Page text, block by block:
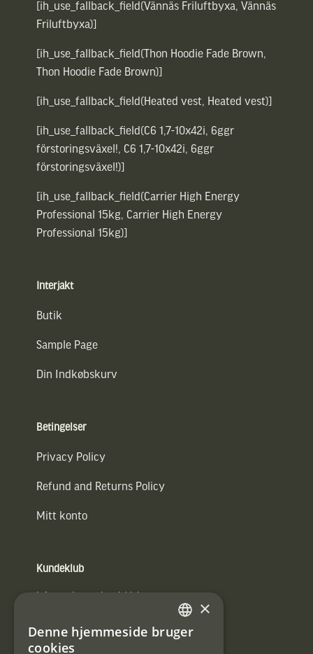
[ih_use_fallback_field(Vännäs Friluftbyxa, Vännäs
Friluftbyxa)]
[ih_use_fallback_field(Thon Hoodie Fade Brown,
Thon Hoodie Fade Brown)]
[ih_use_fallback_field(Heated vest, Heated vest)]
[ih_use_fallback_field(C6 1,7-10x42i, 6ggr
förstoringsväxel!, C6 1,7-10x42i, 6ggr
förstoringsväxel!)]
[ih_use_fallback_field(Carrier High Energy
Professional 15kg, Carrier High Energy
Professional 15kg)]
Interjakt
Butik
Sample Page
Din Indkøbskurv
Betingelser
Privacy Policy
Refund and Returns Policy
Mitt konto
Kundeklub
E-
SWEDISH
×
Denne hjemmeside bruger
cookies